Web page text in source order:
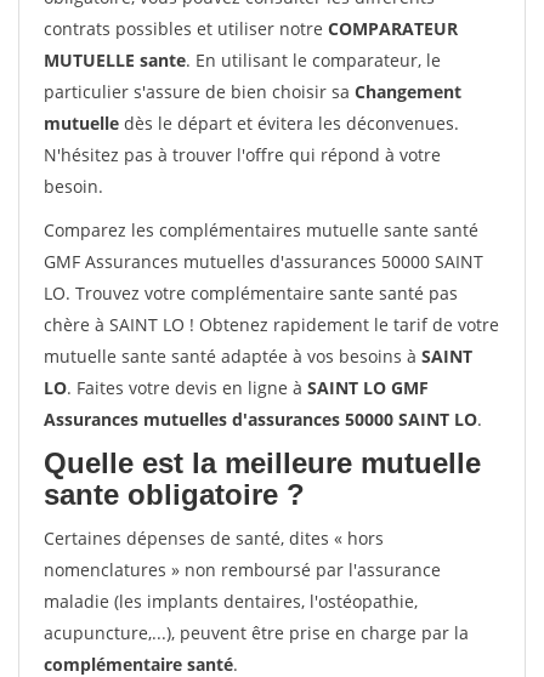
contrats possibles et utiliser notre COMPARATEUR
MUTUELLE sante. En utilisant le comparateur, le
particulier s'assure de bien choisir sa Changement
mutuelle dès le départ et évitera les déconvenues.
N'hésitez pas à trouver l'offre qui répond à votre
besoin.
Comparez les complémentaires mutuelle sante santé
GMF Assurances mutuelles d'assurances 50000 SAINT
LO. Trouvez votre complémentaire sante santé pas
chère à SAINT LO ! Obtenez rapidement le tarif de votre
mutuelle sante santé adaptée à vos besoins à SAINT
LO. Faites votre devis en ligne à SAINT LO GMF
Assurances mutuelles d'assurances 50000 SAINT LO.
Quelle est la meilleure mutuelle
sante obligatoire ?
Certaines dépenses de santé, dites « hors
nomenclatures » non remboursé par l'assurance
maladie (les implants dentaires, l'ostéopathie,
acupuncture,...), peuvent être prise en charge par la
complémentaire santé.